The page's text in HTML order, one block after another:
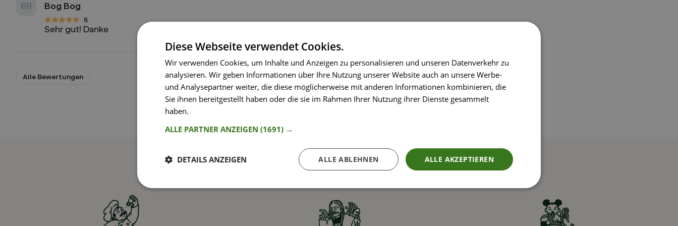
BB Bog Bog
5
5 von 5 Sternen
Sehr gut! Danke
Alle Bewertungen
Diese Webseite verwendet Cookies.
Wir verwenden Cookies, um Inhalte und Anzeigen zu personalisieren und unseren Datenverkehr zu
analysieren. Wir geben Informationen über Ihre Nutzung unserer Website auch an unsere Werbe-
und Analysepartner weiter, die diese möglicherweise mit anderen Informationen kombinieren, die
Sie ihnen bereitgestellt haben oder die sie im Rahmen Ihrer Nutzung ihrer Dienste gesammelt
haben.
ALLE PARTNER ANZEIGEN (1691) →
ALLE AKZEPTIEREN
ALLE ABLEHNEN
DETAILS ANZEIGEN